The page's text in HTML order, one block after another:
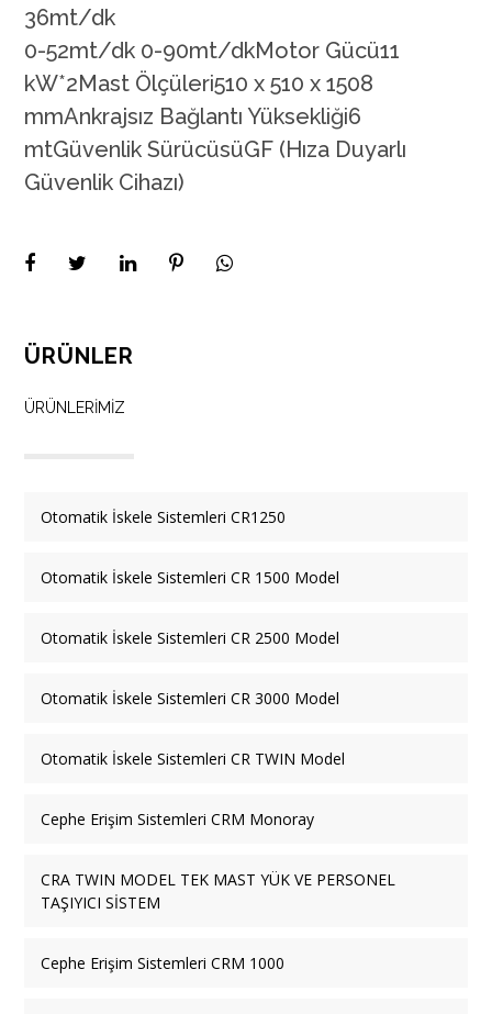
36mt/dk
0-52mt/dk 0-90mt/dkMotor Gücü11
kW*2Mast Ölçüleri510 x 510 x 1508
mmAnkrajsız Bağlantı Yüksekliği6
mtGüvenlik SürücüsüGF (Hıza Duyarlı
Güvenlik Cihazı)
ÜRÜNLER
ÜRÜNLERİMİZ
Otomatik İskele Sistemleri CR1250
Otomatik İskele Sistemleri CR 1500 Model
Otomatik İskele Sistemleri CR 2500 Model
Otomatik İskele Sistemleri CR 3000 Model
Otomatik İskele Sistemleri CR TWIN Model
Cephe Erişim Sistemleri CRM Monoray
CRA TWIN MODEL TEK MAST YÜK VE PERSONEL
TAŞIYICI SİSTEM
Cephe Erişim Sistemleri CRM 1000